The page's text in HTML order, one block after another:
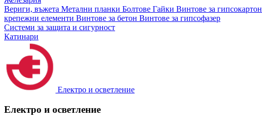
Вериги, въжета Метални планки Болтове Гайки Винтове за гипсокартон
крепежни елементи Винтове за бетон Винтове за гипсофазер
Системи за защита и сигурност
Катинари
Електро и осветление
Електро и осветление